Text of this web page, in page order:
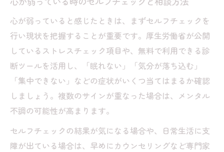
心が弱っていると感じたときは、まずセルフチェックを
行い現状を把握することが重要です。厚生労働省が公開
しているストレスチェック項目や、無料で利用できる診
断ツールを活用し、「眠れない」「気分が落ち込む」
「集中できない」などの症状がいくつ当てはまるか確認
しましょう。複数のサインが重なった場合は、メンタル
不調の可能性が高まります。
セルフチェックの結果が気になる場合や、日常生活に支
障が出ている場合は、早めにカウンセリングなど専門家